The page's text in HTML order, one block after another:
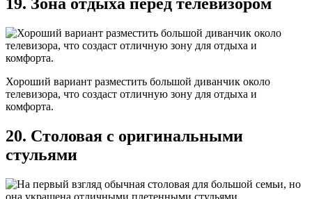
Хороший вариант разместить большой диванчик около
телевизора, что создаст отличную зону для отдыха и
комфорта.
20. Столовая с оригинальными
стульями